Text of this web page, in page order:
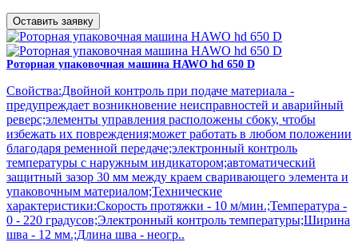
Оставить заявку
Роторная упаковочная машина HAWO hd 650 D
Свойства:Двойной контроль при подаче материала -
предупреждает возникновение неисправностей и аварийный
реверс;элементы управления расположены сбоку, чтобы
избежать их повреждения;может работать в любом положении
благодаря ременной передаче;электронный контроль
температуры с наружным индикатором;автоматический
защитный зазор 30 мм между краем сваривающего элемента и
упаковочным материалом;Технические
характеристики:Скорость протяжки - 10 м/мин.;Температура -
0 - 220 градусов;Электронный контроль температуры;Ширина
шва - 12 мм.;Длина шва - неогр..